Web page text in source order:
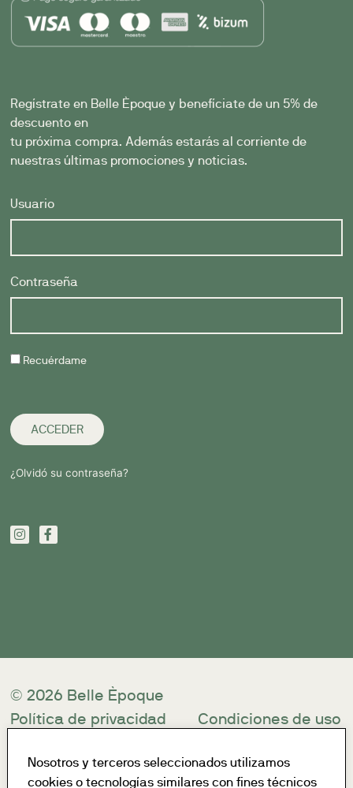
Regístrate en Belle Èpoque y benefíciate de un 5% de
descuento en
tu próxima compra. Además estarás al corriente de
nuestras últimas promociones y noticias.
Usuario
Contraseña
Recuérdame
ACCEDER
¿Olvidó su contraseña?
© 2026 Belle Èpoque
Política de privacidad Condiciones de uso
Site by:
Graphitheque
Nosotros y terceros seleccionados utilizamos
cookies o tecnologías similares con fines técnicos